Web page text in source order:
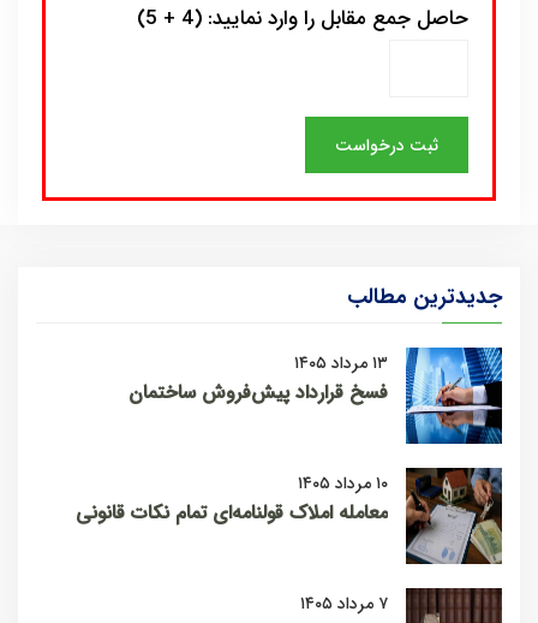
حاصل جمع مقابل را وارد نمایید: (4 + 5)
جدیدترین مطالب
۱۳ مرداد ۱۴۰۵
فسخ قرارداد پیش‌فروش ساختمان
۱۰ مرداد ۱۴۰۵
معامله املاک قولنامه‌ای تمام نکات قانونی
۷ مرداد ۱۴۰۵